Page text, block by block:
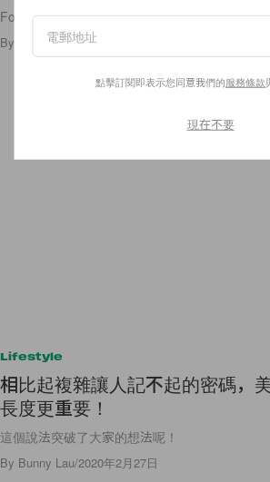
Forever 21 的新任 CEO，可以令品牌重振聲威
By Ashley Pang/2020年2月27日
Lifestyle
相比起複雜讓人記不起的密碼，
長度更重要！
這個說法突破了大家的想法呢！
By Bunny Lau/2020年2月27日
點擊訂閱即表示您同意我們的服務條款
現在不要